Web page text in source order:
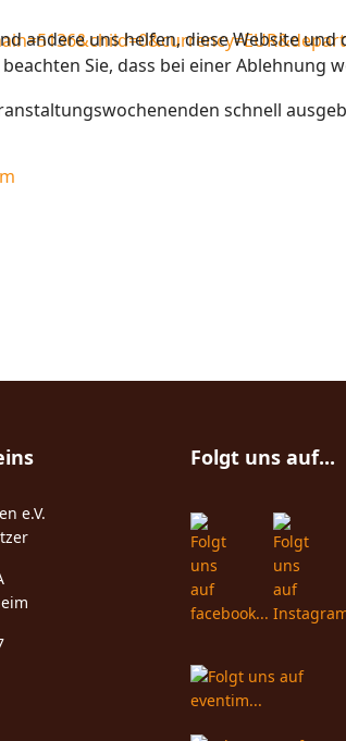
schnell
e.V.
Folgt uns auf...
andere uns helfen, diese Website
Sie, dass bei einer Ablehnung